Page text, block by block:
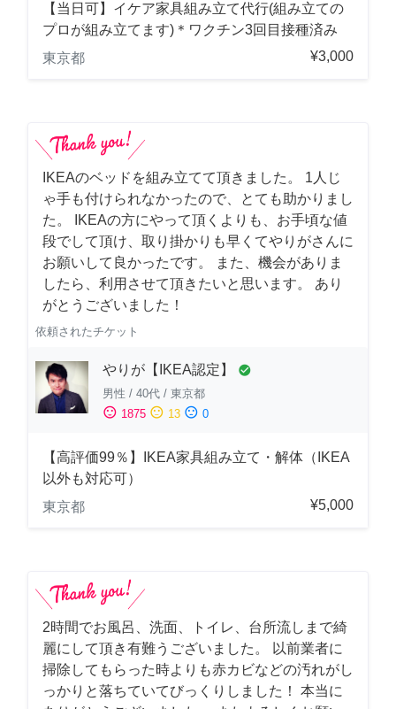
【当日可】イケア家具組み立て代行(組み立ての
プロが組み立てます)＊ワクチン3回目接種済み
東京都
¥3,000
IKEAのベッドを組み立てて頂きました。 1人じ
ゃ手も付けられなかったので、とても助かりまし
た。 IKEAの方にやって頂くよりも、お手頃な値
段でして頂け、取り掛かりも早くてやりがさんに
お願いして良かったです。 また、機会がありま
したら、利用させて頂きたいと思います。 あり
がとうございました！
依頼されたチケット
やりが【IKEA認定】 check_circle
男性 / 40代 / 東京都
sentiment_satisfied 1875 sentiment_neutral 13 sentiment_dissatisfied 0
【高評価99％】IKEA家具組み立て・解体（IKEA
以外も対応可）
東京都
¥5,000
2時間でお風呂、洗面、トイレ、台所流しまで綺
麗にして頂き有難うございました。 以前業者に
掃除してもらった時よりも赤カビなどの汚れがし
っかりと落ちていてびっくりしました！ 本当に